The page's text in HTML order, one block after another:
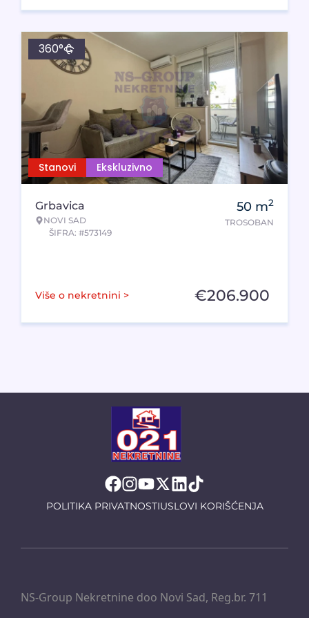
Stanovi Ekskluzivno
360°
Grbavica
NOVI SAD
ŠIFRA: #573149
50 m2
TROSOBAN
Više o nekretnini > €206.900
POLITIKA PRIVATNOSTIUSLOVI KORIŠĆENJA
NS-Group Nekretnine doo Novi Sad, Reg.br. 711